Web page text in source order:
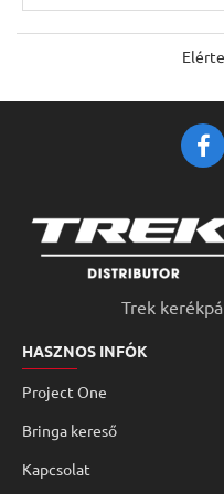
Trek
HASZNOS INFÓK
Project One
Bringa kereső
Kapcsolat